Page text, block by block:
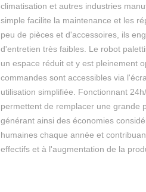
climatisation et autres industries
simple facilite la maintenance et les
peu de pièces et d'accessoires, ils
d'entretien très faibles. Le robot
un espace réduit et y est pleinement
commandes sont accessibles via
utilisation simplifiée. Fonctionnant
permettent de remplacer une grande
générant ainsi des économies
humaines chaque année et
effectifs et à l'augmentation de la